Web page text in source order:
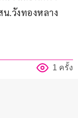
.วังทองหลาง
1 ครั้ง